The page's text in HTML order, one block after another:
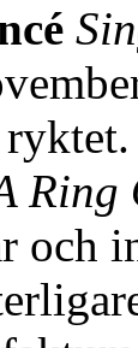
Ring
och